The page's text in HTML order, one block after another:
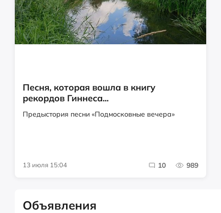
Песня, которая вошла в книгу
рекордов Гиннеса...
Предыстория песни «Подмосковные вечера»
13 июля 15:04 10 989
Объявления